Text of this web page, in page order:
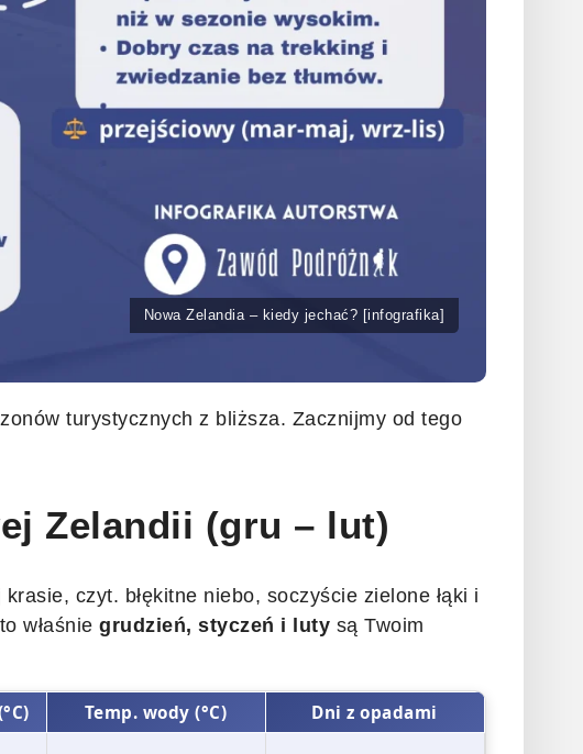
Nowa Zelandia – kiedy jechać? [infografika]
turystycznych z bliższa. Zacznijmy od tego
Zelandii (gru – lut)
czyt. błękitne niebo, soczyście zielone łąki i
właśniegrudzień, styczeń i luty są Twoim
Temp. wody (°C) Dni z opadami